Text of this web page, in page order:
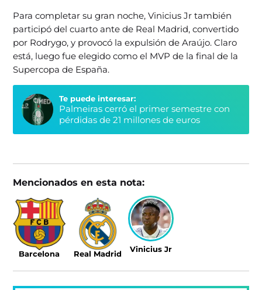
Para completar su gran noche, Vinicius Jr también
participó del cuarto ante de Real Madrid, convertido
por Rodrygo, y provocó la expulsión de Araújo. Claro
está, luego fue elegido como el MVP de la final de la
Supercopa de España.
Te puede interesar:
Palmeiras cerró el primer semestre con
pérdidas de 21 millones de euros
Mencionados en esta nota:
Barcelona Real Madrid
Vinicius Jr